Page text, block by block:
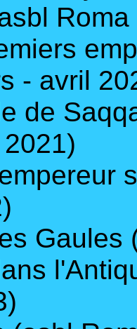
- avril
de
Gaules